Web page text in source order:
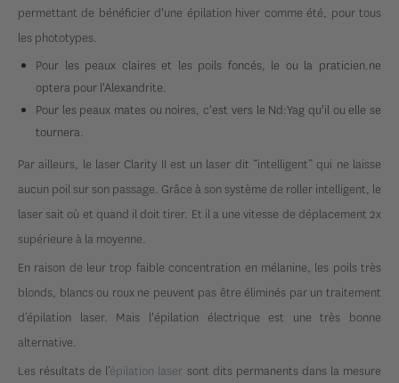
permettant de bénéficier d'une épilation hiver comme été, pour tous
les phototypes.
Pour les peaux claires et les poils foncés, le ou la praticien.ne
optera pour l'Alexandrite.
Pour les peaux mates ou noires, c'est vers le Nd:Yag qu'il ou elle se
tournera.
Par ailleurs, le laser Clarity II est un laser dit “intelligent” qui ne laisse
aucun poil sur son passage. Grâce à son système de roller intelligent, le
laser sait où et quand il doit tirer. Et il a une vitesse de déplacement 2x
supérieure à la moyenne.
En raison de leur trop faible concentration en mélanine, les poils très
blonds, blancs ou roux ne peuvent pas être éliminés par un traitement
d’épilation laser. Mais l'épilation électrique est une très bonne
alternative.
Les résultats de l’épilation laser sont dits permanents dans la mesure